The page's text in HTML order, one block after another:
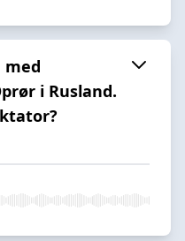
med
i Rusland.